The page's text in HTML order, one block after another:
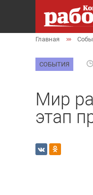
Главная
СОБЫТИЯ
Мир
этап